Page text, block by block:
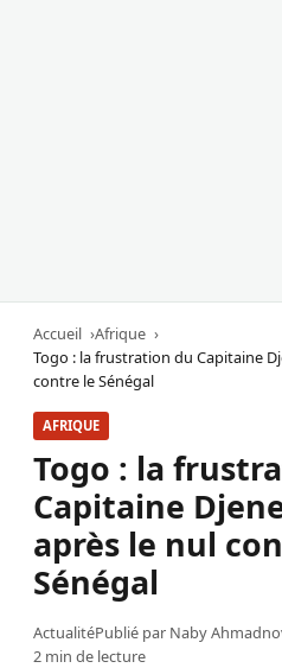
Accueil
Afrique
Togo : la frustration du Capitaine
contre le Sénégal
AFRIQUE
Togo : la
Capitaine
après le nul
Sénégal
ActualitéPublié par Naby Ahmad
2 min de lecture